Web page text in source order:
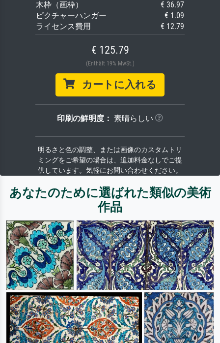
木枠（画枠）
€ 36.97
ピクチャーハンガー
€ 1.09
ライセンス費用
€ 12.79
€ 125.79
(Enthält 19% MwSt.)
カートに入れる
印刷の鮮明度： 素晴らしい
明るさと色の調整、または画像のカスタムトリ
ミングをご希望の場合は、追加料金なしでご提
供しています。気軽にお問い合わせください。
あなたのために選ばれた類似の美術
作品